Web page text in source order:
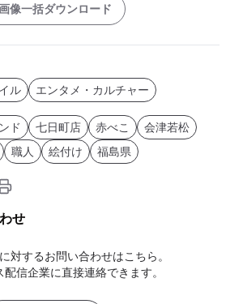
像一括ダウンロード
ル エンタメ・カルチャー
ド 七日町店 赤べこ
会津若松
職人 絵付け 福島県
せ
対するお問い合わせはこちら。
信企業に直接連絡できます。